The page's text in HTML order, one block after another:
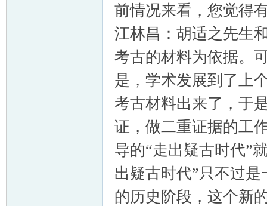
前情况来看，您觉
江林昌：胡适之先生
考古的材料为依据。
是，学术发展到了上
考古材料出来了，于
证，做二重证据的工
导的“走出疑古时代”
出疑古时代”只不过
的历史阶段，这个新